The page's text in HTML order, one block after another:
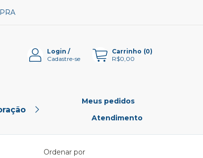
Login /
Cadastre-se
Carrinho (0)
R$0,00
Meus pedidos
Atendimento
Ordenar por